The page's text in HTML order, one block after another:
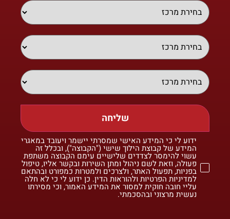
שליחה
ידוע לי כי המידע האישי שמסרתי יישמר ויעובד במאגרי
המידע של קבוצת הילוך שישי ("הקבוצה"), ובכלל זה
עשוי להימסר לצדדים שלישיים עימם הקבוצה משתפת
פעולה, וזאת לשם ניהול ומתן השירות ובקשר אליו, טיפול
בפניות, תפעול האתר, ולצרכים ולמטרות כמפורט ובהתאם
למדיניות הפרטיות ולהוראות הדין. כן ידוע לי כי לא חלה
עליי חובה חוקית למסור את המידע האמור, וכי מסירתו
נעשית מרצוני ובהסכמתי.